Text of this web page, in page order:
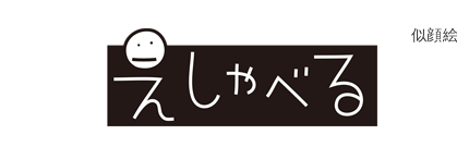
似顔